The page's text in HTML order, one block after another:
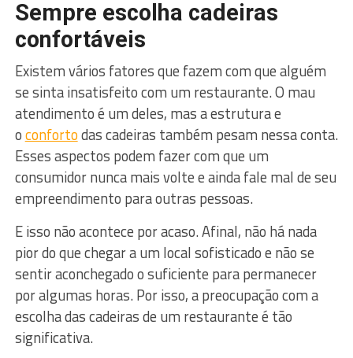
Sempre escolha cadeiras
confortáveis
Existem vários fatores que fazem com que alguém
se sinta insatisfeito com um restaurante. O mau
atendimento é um deles, mas a estrutura e
oconfortodas cadeiras também pesam nessa conta.
Esses aspectos podem fazer com que um
consumidor nunca mais volte e ainda fale mal de seu
empreendimento para outras pessoas.
E isso não acontece por acaso. Afinal, não há nada
pior do que chegar a um local sofisticado e não se
sentir aconchegado o suficiente para permanecer
por algumas horas. Por isso, a preocupação com a
escolha das cadeiras de um restaurante é tão
significativa.